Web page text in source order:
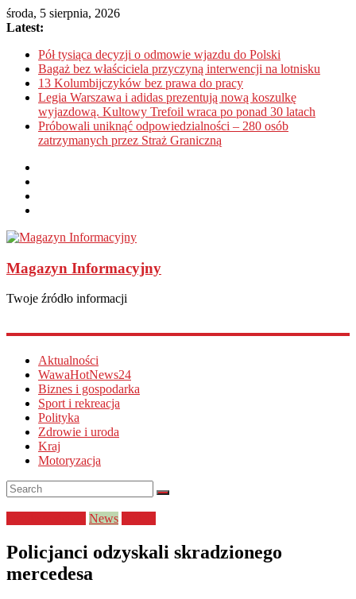
środa, 5 sierpnia, 2026
Latest:
Pół tysiąca decyzji o odmowie wjazdu do Polski
Bagaż bez właściciela przyczyną interwencji na lotnisku
13 Kolumbijczyków bez prawa do pracy
Legia Warszawa i adidas prezentują nową koszulkę
wyjazdową. Kultowy Trefoil wraca po ponad 30 latach
Próbowali uniknąć odpowiedzialności – 280 osób
zatrzymanych przez Straż Graniczną
Magazyn Informacyjny
Twoje źródło informacji
Aktualności
WawaHotNews24
Biznes i gospodarka
Sport i rekreacja
Polityka
Zdrowie i uroda
Kraj
Motoryzacja
News
Policjanci odzyskali skradzionego
mercedesa